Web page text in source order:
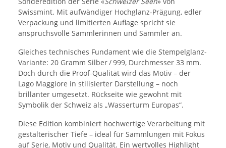
Swissmint. Mit aufwändiger Hochglanz-Prägung, edler
Verpackung und limitierten Auflage spricht sie
anspruchsvolle Sammlerinnen und Sammler an.
Gleiches technisches Fundament wie die Stempelglanz-
Variante: 20 Gramm Silber / 999, Durchmesser 33 mm.
Doch durch die Proof-Qualität wird das Motiv – der
Lago Maggiore in stilisierter Darstellung – noch
brillanter umgesetzt. Rückseite wie gewohnt mit
Symbolik der Schweiz als „Wasserturm Europas“.
Diese Edition kombiniert hochwertige Verarbeitung mit
gestalterischer Tiefe – ideal für Sammlungen mit Fokus
auf Serie, Motiv und Qualität. Ein wertvolles Highlight